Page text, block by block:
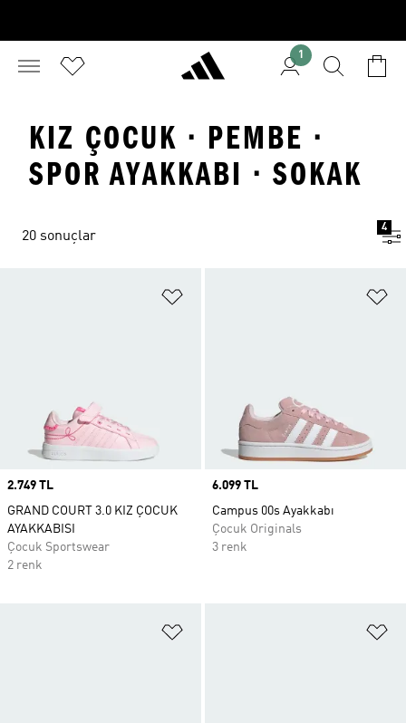
1
KIZ ÇOCUK · PEMBE ·
SPOR AYAKKABI · SOKAK
20 sonuçlar
4
Price
2.749 TL
GRAND COURT 3.0 KIZ ÇOCUK
AYAKKABISI
Çocuk Sportswear
2 renk
Price
6.099 TL
Campus 00s Ayakkabı
Çocuk Originals
3 renk